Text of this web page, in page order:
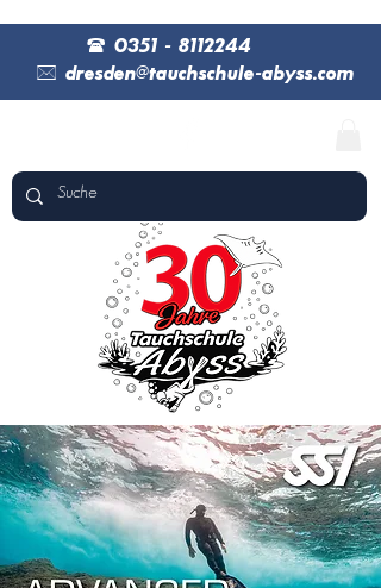
( 0351 - 8112244
* dresden@tauchschule-abyss.com